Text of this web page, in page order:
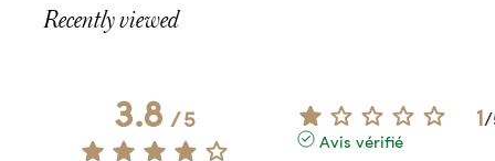
Recently viewed
3.8/5 1/
Avis vérifié